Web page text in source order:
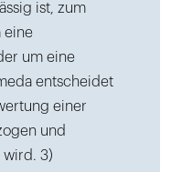
ist, zum
eine
um eine
entscheidet
einer
und
3)